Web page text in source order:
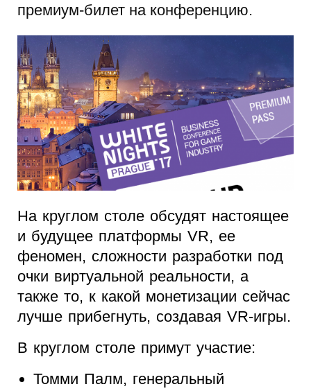
премиум-билет на конференцию.
На круглом столе обсудят настоящее
и будущее платформы VR, ее
феномен, сложности разработки под
очки виртуальной реальности, а
также то, к какой монетизации сейчас
лучше прибегнуть, создавая VR-игры.
В круглом столе примут участие:
Томми Палм, генеральный